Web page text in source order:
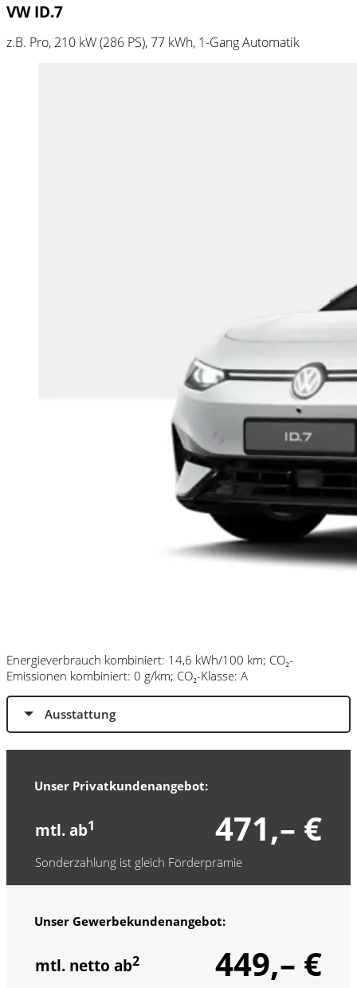
VW ID.7
z.B. Pro, 210 kW (286 PS), 77 kWh, 1-Gang Automatik
Energieverbrauch kombiniert: 14,6 kWh/100 km; CO₂-
Emissionen kombiniert: 0 g/km; CO₂-Klasse: A
Ausstattung
Unser Privatkundenangebot:
mtl. ab1 471,– €
Sonderzahlung ist gleich Förderprämie
Unser Gewerbekundenangebot:
mtl. netto ab2 449,– €